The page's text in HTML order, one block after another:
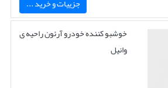
جزییات و خرید ...
خوشبو کننده خودرو آرئون راحیه ی
وانیل